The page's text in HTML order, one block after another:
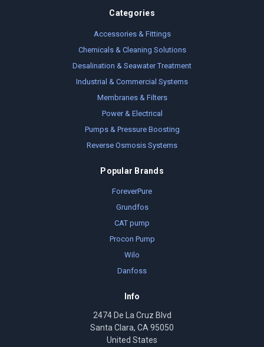
Categories
Accessories & Fittings
Chemicals & Cleaning Solutions
Desalination & Seawater Treatment
Industrial & Commercial Systems
Membranes & Filters
Power & Electrical
Pumps & Pressure Boosting
Reverse Osmosis Systems
Popular Brands
ForeverPure
Grundfos
CAT pump
Procon Pump
Wilo
Danfoss
Info
2474 De La Cruz Blvd
Santa Clara, CA 95050
United States